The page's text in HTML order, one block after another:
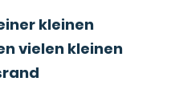
kleinen
vielen kleinen